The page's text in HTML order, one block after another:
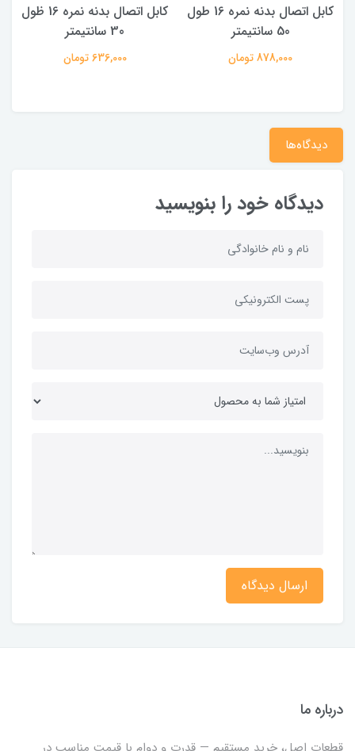
کابل اتصال بدنه نمره 16 طول
50 سانتیمتر
878,000 تومان
کابل اتصال بدنه نمره 16 ظول
30 سانتیمتر
636,000 تومان
دیدگاه‌ها
دیدگاه خود را بنویسید
ارسال دیدگاه
درباره ما